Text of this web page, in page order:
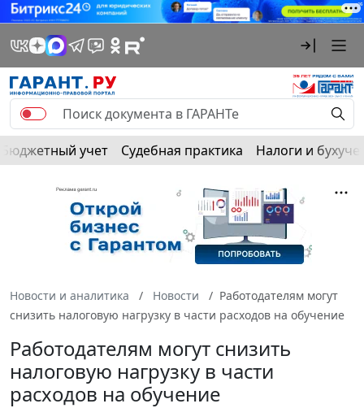
Бюджетный учет Судебная практика Налоги и
Новости и аналитика Новости
Работодателям могут
снизить налоговую нагрузку в части расходов на обучение
Работодателям могут снизить
налоговую нагрузку в части
расходов на обучение